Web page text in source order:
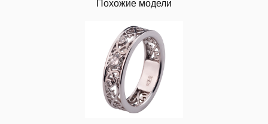
Похожие модели